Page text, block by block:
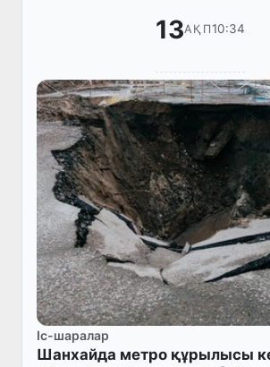
13АҚП10:34
Іс-шаралар
Шанхайда метро құрылысы